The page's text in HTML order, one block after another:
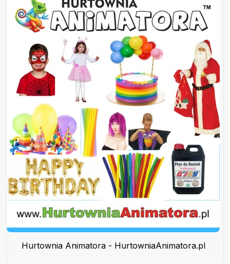
Hurtownia Animatora - HurtowniaAnimatora.pl